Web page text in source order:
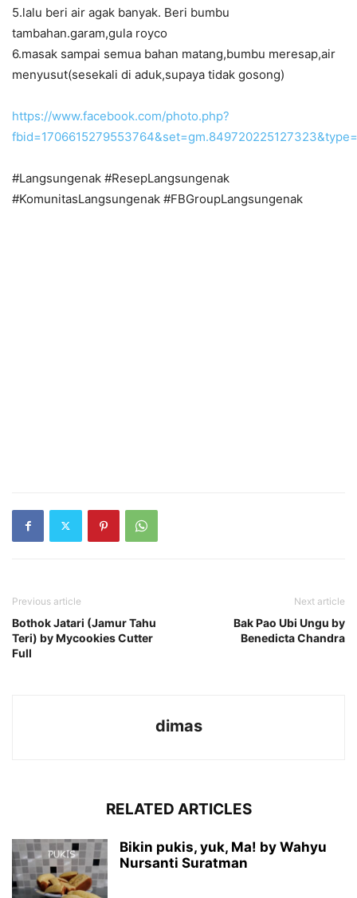
5.lalu beri air agak banyak. Beri bumbu
tambahan.garam,gula royco
6.masak sampai semua bahan matang,bumbu meresap,air
menyusut(sesekali di aduk,supaya tidak gosong)
https://www.facebook.com/photo.php?
#Langsungenak #ResepLangsungenak
#KomunitasLangsungenak #FBGroupLangsungenak
Previous article
Bothok Jatari (Jamur Tahu
Teri) by Mycookies Cutter
Full
Next article
Bak Pao Ubi Ungu by
Benedicta Chandra
dimas
RELATED ARTICLES
Bikin pukis, yuk, Ma! by Wahyu
Nursanti Suratman